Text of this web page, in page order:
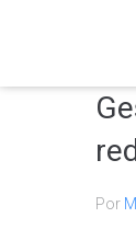
Por